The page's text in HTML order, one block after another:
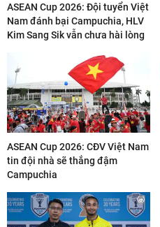
ASEAN Cup 2026: Đội tuyển Việt
Nam đánh bại Campuchia, HLV
Kim Sang Sik vẫn chưa hài lòng
ASEAN Cup 2026: CĐV Việt Nam
tin đội nhà sẽ thắng đậm
Campuchia